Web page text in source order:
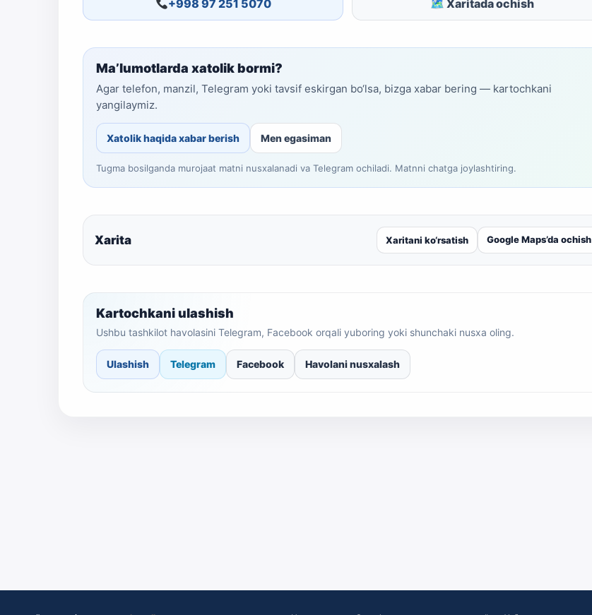
+998 97 251 5070 🗺 Xaritada ochish
Ma’lumotlarda xatolik bormi?
Agar telefon, manzil, Telegram yoki tavsif eskirgan bo‘lsa, bizga xabar bering — kartochkani
yangilaymiz.
Xatolik haqida xabar berish Men egasiman
Tugma bosilganda murojaat matni nusxalanadi va Telegram ochiladi. Matnni chatga joylashtiring.
Xarita Xaritani ko‘rsatish Google Maps’da ochish
Kartochkani ulashish
Ushbu tashkilot havolasini Telegram, Facebook orqali yuboring yoki shunchaki nusxa oling.
Ulashish Telegram Facebook Havolani nusxalash